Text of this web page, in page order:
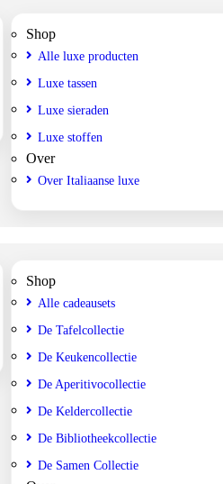
Shop
Alle luxe producten
Luxe tassen
Luxe sieraden
Luxe stoffen
Over
Over Italiaanse luxe
Shop
Alle cadeausets
De Tafelcollectie
De Keukencollectie
De Aperitivocollectie
De Keldercollectie
De Bibliotheekcollectie
De Samen Collectie